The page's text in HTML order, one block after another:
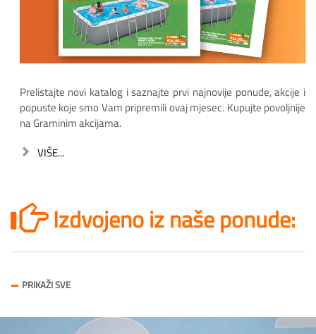
Prelistajte novi katalog i saznajte prvi najnovije ponude, akcije i
popuste koje smo Vam pripremili ovaj mjesec. Kupujte povoljnije
na Graminim akcijama.
VIŠE...
Izdvojeno iz naše ponude:
PRIKAŽI SVE